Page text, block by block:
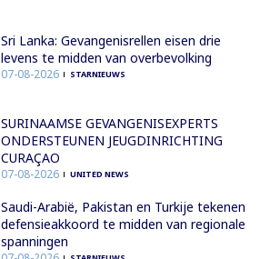
Sri Lanka: Gevangenisrellen eisen drie
levens te midden van overbevolking
07-08-2026 STARNIEUWS
SURINAAMSE GEVANGENISEXPERTS
ONDERSTEUNEN JEUGDINRICHTING
CURAÇAO
07-08-2026 UNITED NEWS
Saudi-Arabië, Pakistan en Turkije tekenen
defensieakkoord te midden van regionale
spanningen